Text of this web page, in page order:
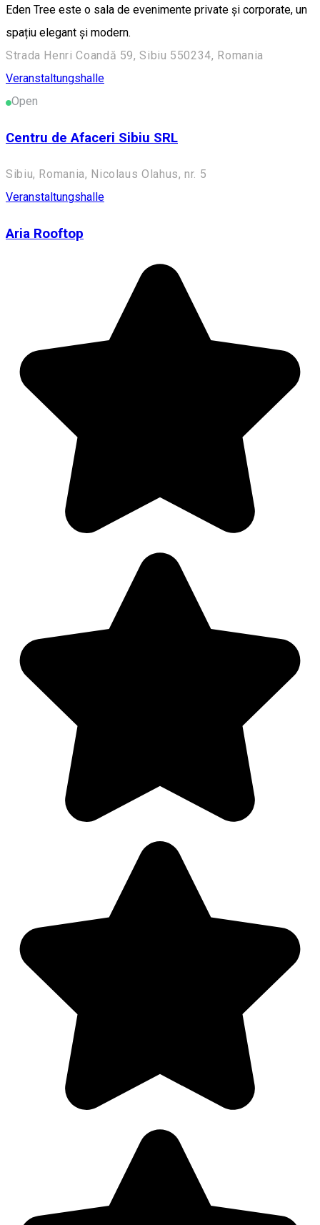
Eden Tree este o sala de evenimente private și corporate, un
spațiu elegant și modern.
Strada Henri Coandă 59, Sibiu 550234, Romania
Veranstaltungshalle
Open
Centru de Afaceri Sibiu SRL
Sibiu, Romania, Nicolaus Olahus, nr. 5
Veranstaltungshalle
Aria Rooftop